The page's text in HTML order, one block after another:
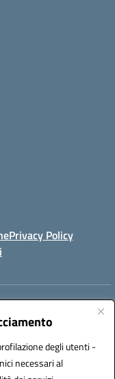
degli utenti -
necessari al
Privacy Policy